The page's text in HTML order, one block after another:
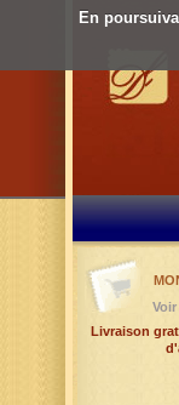
En
Livraison